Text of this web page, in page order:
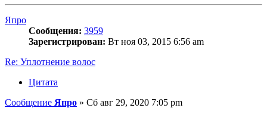
Япро
Сообщения: 3959
Зарегистрирован: Вт ноя 03, 2015 6:56 am
Re: Уплотнение волос
Цитата
Сообщение Япро » Сб авг 29, 2020 7:05 pm